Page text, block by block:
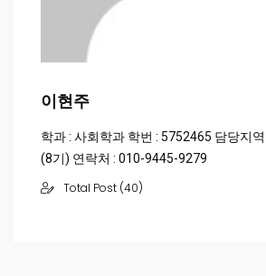
이현주
학과 : 사회학과 학번 : 5752465 담당지
(8기) 연락처 : 010-9445-9279
Total Post (40)